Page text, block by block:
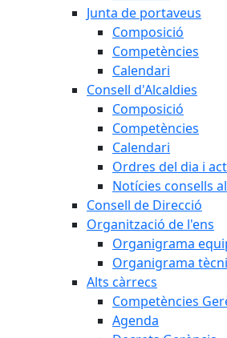
Junta de portaveus
Composició
Competències
Calendari
Consell d'Alcaldies
Composició
Competències
Calendari
Ordres del dia i
Notícies consells
Consell de Direcció
Organització de l'ens
Organigrama
Organigrama
Alts càrrecs
Competències
Agenda